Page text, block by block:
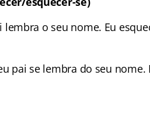
o seu nome. Eu
pai se lembra do seu nome.